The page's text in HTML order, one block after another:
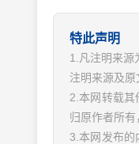
特此声明
1.凡注明来源
注明来源及
2.本网转载其
归原作者所有
3.本网发布